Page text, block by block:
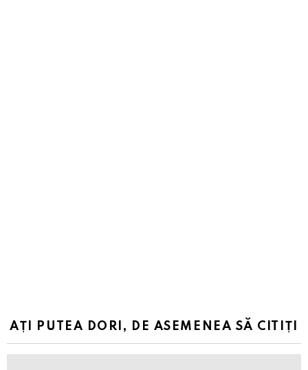
AȚI PUTEA DORI, DE ASEMENEA SĂ CITIȚI